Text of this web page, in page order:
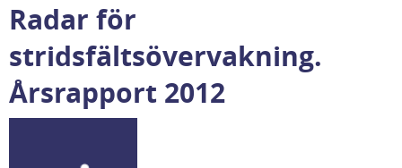
Radar för
stridsfältsövervakning.
Årsrapport 2012